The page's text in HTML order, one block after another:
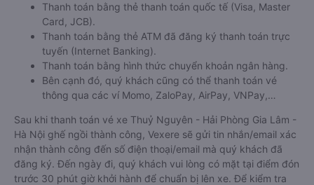
Thanh toán bằng thẻ thanh toán quốc tế (Visa, Master
Card, JCB).
Thanh toán bằng thẻ ATM đã đăng ký thanh toán trực
tuyến (Internet Banking).
Thanh toán bằng hình thức chuyển khoản ngân hàng.
Bên cạnh đó, quý khách cũng có thể thanh toán vé
thông qua các ví Momo, ZaloPay, AirPay, VNPay,…
Sau khi thanh toán vé xe Thuỷ Nguyên - Hải Phòng Gia Lâm -
Hà Nội ghế ngồi thành công, Vexere sẽ gửi tin nhắn/email xác
nhận thành công đến số điện thoại/email mà quý khách đã
đăng ký. Đến ngày đi, quý khách vui lòng có mặt tại điểm đón
trước 30 phút giờ khởi hành để chuẩn bị lên xe. Để kiểm tra